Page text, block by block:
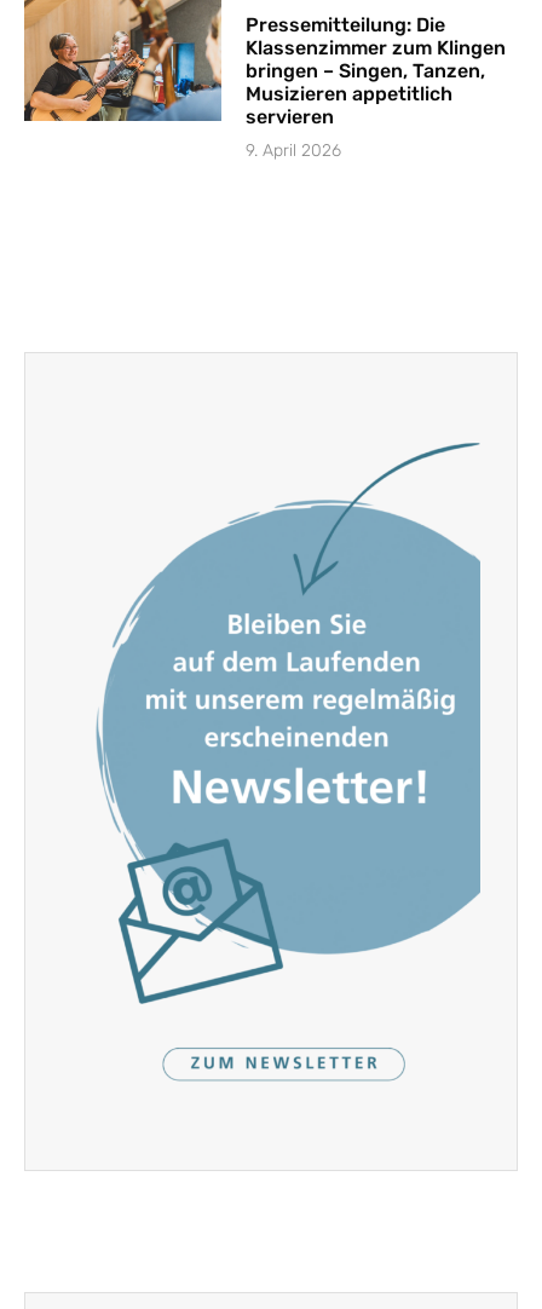
Pressemitteilung: Die
Klassenzimmer zum Klingen
bringen – Singen, Tanzen,
Musizieren appetitlich
servieren
9. April 2026